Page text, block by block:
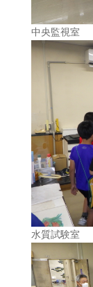
中央監視室
水質試験室